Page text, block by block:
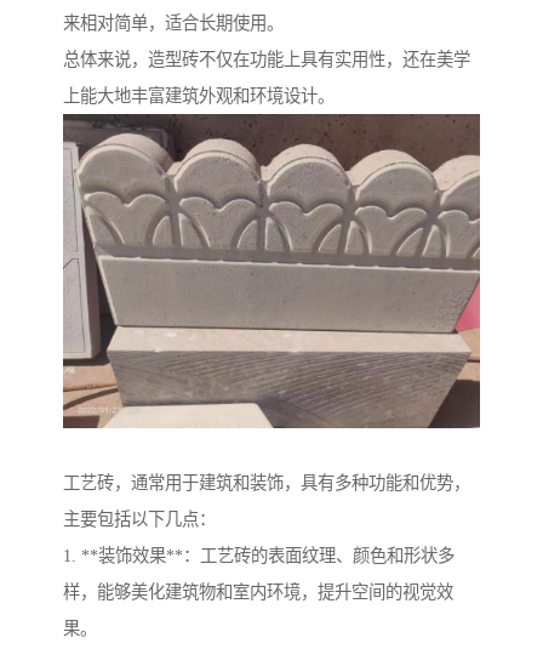
来相对简单，适合长期使用。
总体来说，造型砖不仅在功能上具有实用性，还在美学
上能大地丰富建筑外观和环境设计。
工艺砖，通常用于建筑和装饰，具有多种功能和优势，
主要包括以下几点：
1. **装饰效果**：工艺砖的表面纹理、颜色和形状多
样，能够美化建筑物和室内环境，提升空间的视觉效
果。